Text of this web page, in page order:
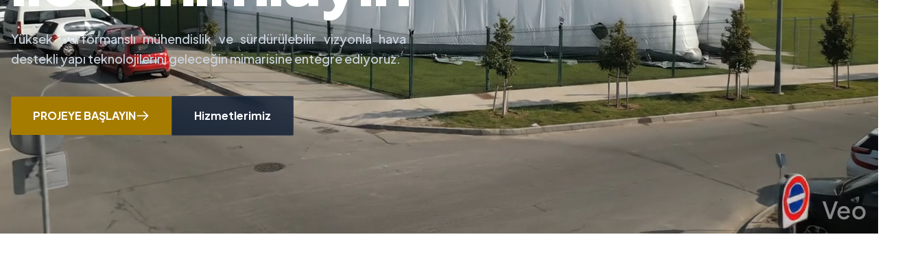
Yüksek performanslı mühendislik ve sürdürülebilir vizyonla hava
destekli yapı teknolojilerini geleceğin mimarisine entegre ediyoruz.
PROJEYE BAŞLAYIN Hizmetlerimiz